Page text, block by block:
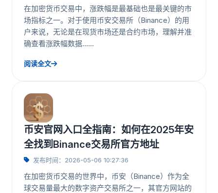
在加密货币交易中，涨跌幅是最基础也是最关键的市
场指标之一。对于使用币安交易所（Binance）的用
户来说，无论是在现货市场还是合约市场，理解并准
确查看涨跌幅数据……
阅读全文
币安官网入口全指南：如何在2025年安
全找到Binance交易所官方地址
发布时间：2026-05-06 10:27:36
在加密货币交易的世界中，币安（Binance）作为全
球交易量最大的数字资产交易所之一，其官方网站的